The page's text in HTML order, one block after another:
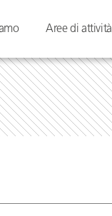
Aree di attività